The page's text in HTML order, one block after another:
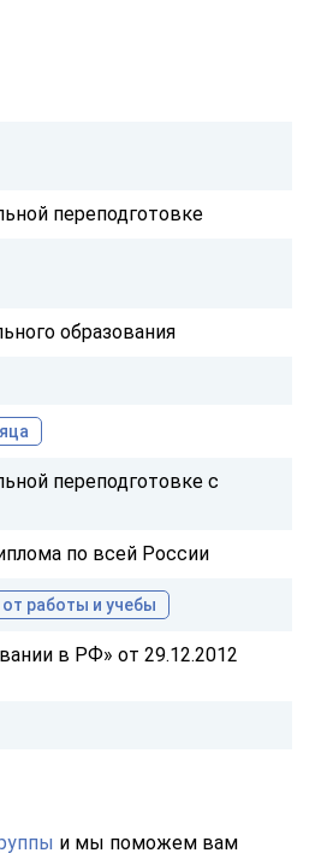
переподготовке
образования
переподготовке с
по всей России
работы и учебы
в РФ» от 29.12.2012
и мы поможем вам